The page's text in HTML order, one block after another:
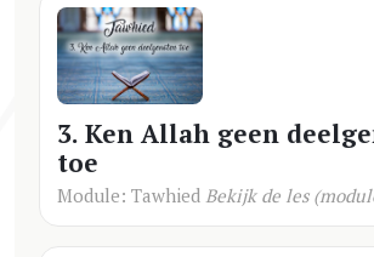
3. Ken Allah geen
toe
Module: Tawhied Bekijk de les